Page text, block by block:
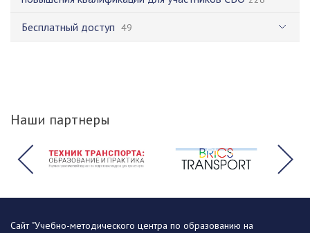
Бесплатный доступ 49
Наши партнеры
Сайт "Учебно-методического центра по образованию на